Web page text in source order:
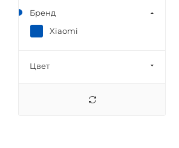
Бренд
Xiaomi
Цвет